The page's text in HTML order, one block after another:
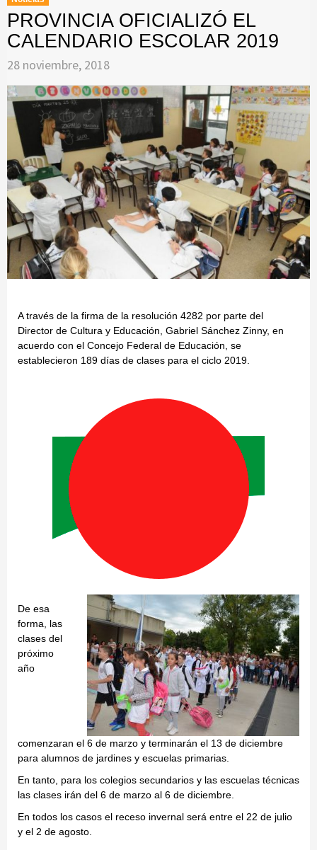
PROVINCIA OFICIALIZÓ EL
CALENDARIO ESCOLAR 2019
28 noviembre, 2018
A través de la firma de la resolución 4282 por parte del
Director de Cultura y Educación, Gabriel Sánchez Zinny, en
acuerdo con el Concejo Federal de Educación, se
establecieron 189 días de clases para el ciclo 2019.
De esa
forma, las
clases del
próximo
año
comenzaran el 6 de marzo y terminarán el 13 de diciembre
para alumnos de jardines y escuelas primarias.
En tanto, para los colegios secundarios y las escuelas técnicas
las clases irán del 6 de marzo al 6 de diciembre.
En todos los casos el receso invernal será entre el 22 de julio
y el 2 de agosto.